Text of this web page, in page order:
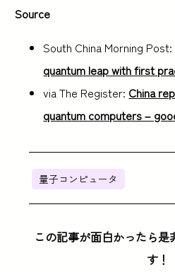
Source
South China Morning Post:
quantum leap with first
via The Register: China
quantum computers –
量子コンピュータ
この記事が面白かったら
す！